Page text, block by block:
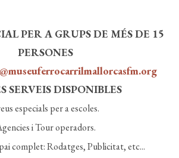
PER A GRUPS DE MÉS DE 15
PERSONES
SERVEIS DISPONIBLES
especials per a escoles.
i Tour operadors.
complet: Rodatges, Publicitat, etc...